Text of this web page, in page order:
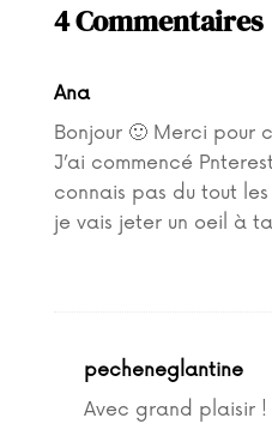
4 Commentaires
Ana
Bonjour 🙂 Merci pour
J’ai commencé
connais pas du tout
je vais jeter un oeil à
pecheneglantine
Avec grand plaisir !